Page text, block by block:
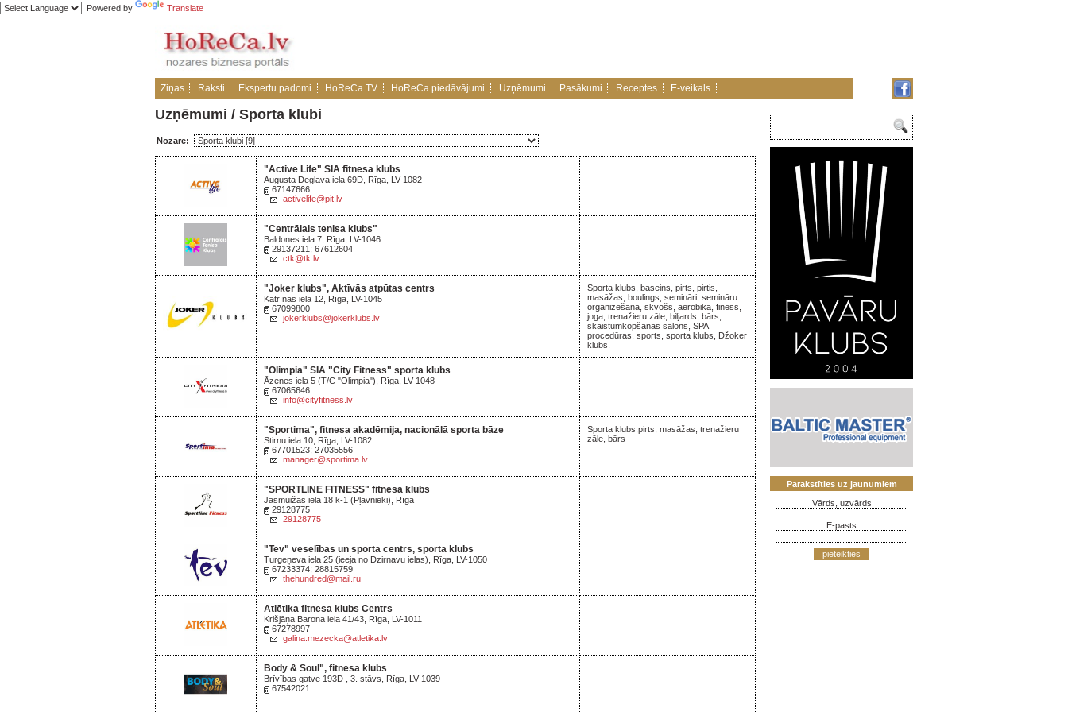
Powered by Translate
Ziņas Raksti Ekspertu padomi HoReCa TV HoReCa piedāvājumi Uzņēmumi Pasākumi Receptes E-veikals
Uzņēmumi / Sporta klubi
Nozare:
"Active Life" SIA fitnesa klubs
Augusta Deglava iela 69D, Rīga, LV-1082
67147666
activelife@pit.lv
"Centrālais tenisa klubs"
Baldones iela 7, Rīga, LV-1046
29137211; 67612604
ctk@tk.lv
"Joker klubs", Aktīvās atpūtas centrs
Katrīnas iela 12, Rīga, LV-1045
67099800
jokerklubs@jokerklubs.lv
Sporta klubs, baseins, pirts, pirtis,
masāžas, boulings, semināri, semināru
organizēšana, skvošs, aerobika, finess,
joga, trenažieru zāle, biljards, bārs,
skaistumkopšanas salons, SPA
procedūras, sports, sporta klubs, Džoker
klubs.
"Olimpia" SIA "City Fitness" sporta klubs
Āzenes iela 5 (T/C "Olimpia"), Rīga, LV-1048
67065646
info@cityfitness.lv
"Sportima", fitnesa akadēmija, nacionālā sporta bāze
Stirnu iela 10, Rīga, LV-1082
67701523; 27035556
manager@sportima.lv
Sporta klubs,pirts, masāžas, trenažieru
zāle, bārs
"SPORTLINE FITNESS" fitnesa klubs
Jasmuižas iela 18 k-1 (Pļavnieki), Rīga
29128775
29128775
"Tev" veselības un sporta centrs, sporta klubs
Turgeņeva iela 25 (ieeja no Dzirnavu ielas), Rīga, LV-1050
67233374; 28815759
thehundred@mail.ru
Atlētika fitnesa klubs Centrs
Krišjāņa Barona iela 41/43, Rīga, LV-1011
67278997
galina.mezecka@atletika.lv
Body & Soul", fitnesa klubs
Brīvības gatve 193D , 3. stāvs, Rīga, LV-1039
67542021
Parakstīties uz jaunumiem
Vārds, uzvārds
E-pasts
pieteikties